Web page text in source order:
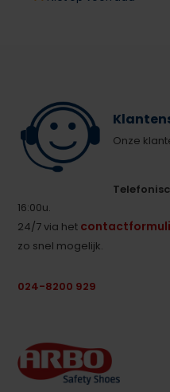
Onze
16:00u.
24/7 via het
zo snel mogelijk.
024-8200 929